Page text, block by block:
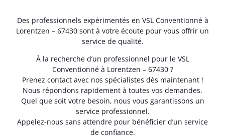
Des professionnels expérimentés en VSL Conventionné à
Lorentzen – 67430 sont à votre écoute pour vous offrir un
service de qualité.
À la recherche d’un professionnel pour le VSL
Conventionné à Lorentzen – 67430 ?
Prenez contact avec nos spécialistes dès maintenant !
Nous répondons rapidement à toutes vos demandes.
Quel que soit votre besoin, nous vous garantissons un
service professionnel.
Appelez-nous sans attendre pour bénéficier d’un service
de confiance.